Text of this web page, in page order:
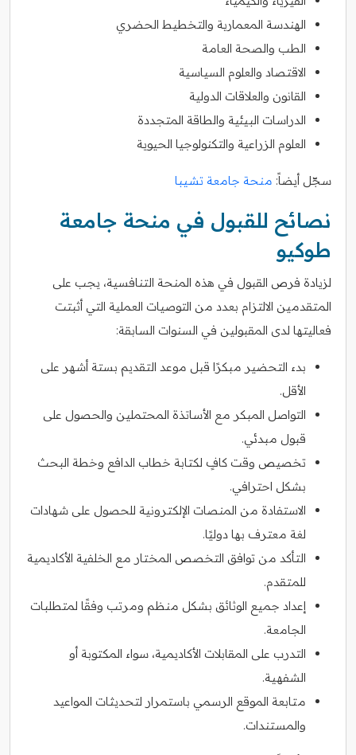
الهندسة المعمارية والتخطيط الحضري
الطب والصحة العامة
الاقتصاد والعلوم السياسية
القانون والعلاقات الدولية
الدراسات البيئية والطاقة المتجددة
العلوم الزراعية والتكنولوجيا الحيوية
سجّل أيضاً: منحة جامعة تشيبا
نصائح للقبول في منحة جامعة
طوكيو
لزيادة فرص القبول في هذه المنحة التنافسية، يجب على
المتقدمين الالتزام بعدد من التوصيات العملية التي أثبتت
فعاليتها لدى المقبولين في السنوات السابقة:
بدء التحضير مبكرًا قبل موعد التقديم بستة أشهر على
الأقل.
التواصل المبكر مع الأساتذة المحتملين والحصول على
قبول مبدئي.
تخصيص وقت كافٍ لكتابة خطاب الدافع وخطة البحث
بشكل احترافي.
الاستفادة من المنصات الإلكترونية للحصول على شهادات
لغة معترف بها دوليًا.
التأكد من توافق التخصص المختار مع الخلفية الأكاديمية
للمتقدم.
إعداد جميع الوثائق بشكل منظم ومرتب وفقًا لمتطلبات
الجامعة.
التدرب على المقابلات الأكاديمية، سواء المكتوبة أو
الشفهية.
متابعة الموقع الرسمي باستمرار لتحديثات المواعيد
والمستندات.